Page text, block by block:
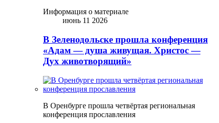
Информация о материале
июнь 11 2026
В Зеленодольске прошла конференция
«Адам — душа живущая. Христос —
Дух животворящий»
В Оренбурге прошла четвёртая региональная
конференция прославления